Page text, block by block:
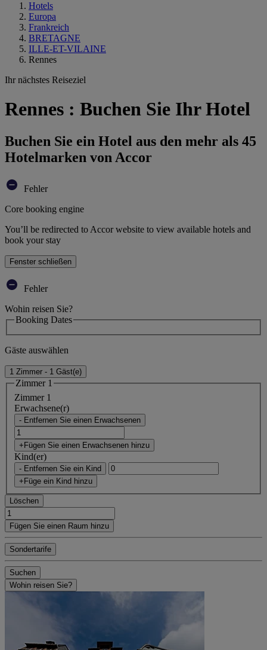
Hotels
Europa
Frankreich
BRETAGNE
ILLE-ET-VILAINE
Rennes
Ihr nächstes Reiseziel
Rennes : Buchen Sie Ihr Hotel
Buchen Sie ein Hotel aus den mehr als 45
Hotelmarken von Accor
Fehler
Core booking engine
You’ll be redirected to Accor website to view available hotels and
book your stay
Fenster schließen
Fehler
Wohin reisen Sie?
Booking Dates
Gäste auswählen
1 Zimmer - 1 Gäst(e)
Zimmer 1
Zimmer 1
Erwachsene(r)
- Entfernen Sie einen Erwachsenen
+Fügen Sie einen Erwachsenen hinzu
Kind(er)
- Entfernen Sie ein Kind
+Füge ein Kind hinzu
Löschen
Fügen Sie einen Raum hinzu
Sondertarife
Suchen
Wohin reisen Sie?